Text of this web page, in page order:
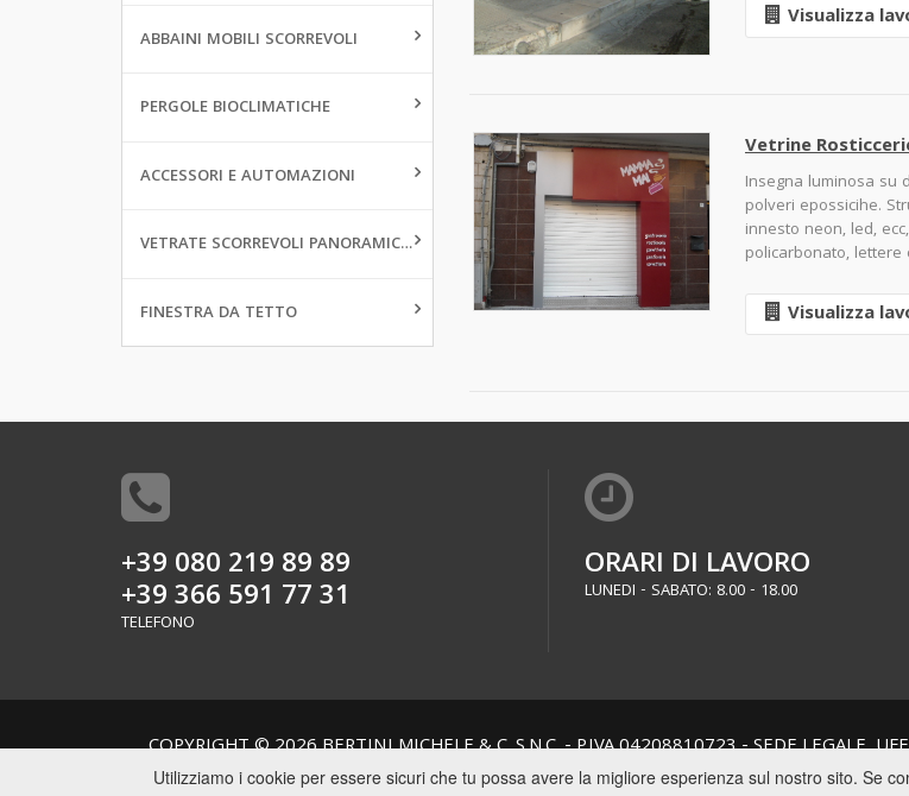
Utilizziamo i cookie per essere sicuri che tu possa avere la migliore esperienza sul nostro sito. Se
ABBAINI MOBILI SCORREVOLI
PERGOLE BIOCLIMATICHE
ACCESSORI E AUTOMAZIONI
VETRATE SCORREVOLI PANORAMICHE
FINESTRA DA TETTO
Visualizza
Vetrine
Insegna luminosa su
polveri epossicihe.
innesto neon, led,
policarbonato,
Visualizza
+39 080 219 89 89
+39 366 591 77 31
TELEFONO
ORARI DI LAVORO
LUNEDI - SABATO: 8.00 - 18.00
COPYRIGHT © 2026 BERTINI MICHELE & C. S.N.C. - P.IVA 04208810723 - SEDE LEGALE,
CUCURRUZZOLO - 70017